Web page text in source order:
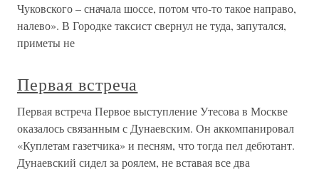
Чуковского – сначала шоссе, потом что-то такое направо,
налево». В Городке таксист свернул не туда, запутался,
приметы не
Первая встреча
Первая встреча Первое выступление Утесова в Москве
оказалось связанным с Дунаевским. Он аккомпанировал
«Куплетам газетчика» и песням, что тогда пел дебютант.
Дунаевский сидел за роялем, не вставая все два